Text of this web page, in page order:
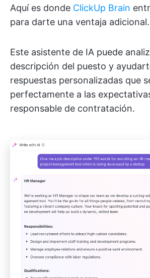
Aquí es donde ClickUp Brain
para darte una ventaja adicional.
Este asistente de IA puede
descripción del puesto y
respuestas personalizadas que
perfectamente a las
responsable de contratación.